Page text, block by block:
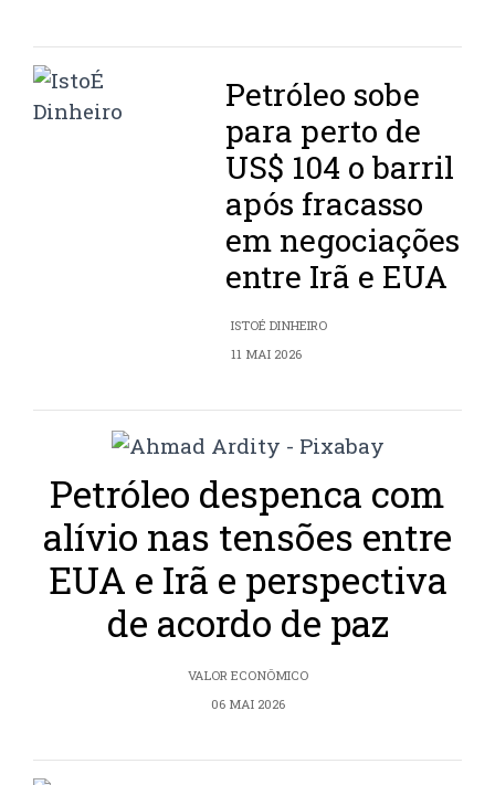
Petróleo sobe
para perto de
US$ 104 o barril
após fracasso
em negociações
entre Irã e EUA
ISTOÉ DINHEIRO
11 MAI 2026
Petróleo despenca com
alívio nas tensões entre
EUA e Irã e perspectiva
de acordo de paz
VALOR ECONÔMICO
06 MAI 2026